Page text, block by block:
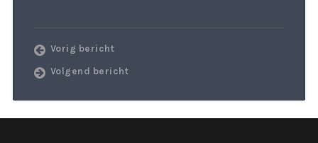
Vorig bericht
Volgend bericht